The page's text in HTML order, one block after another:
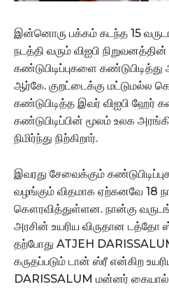
இன்னொரு பக்கம் கடந்த 15
நடத்தி வரும் விஐபி நிறுவனத்தின்
கண்டுபிடிப்புகளை
ஆர்கே. குறட்டைக்கு மட்டுமல்ல
கண்டுபிடித்த இவர் விஐபி ஹேர்
கண்டுபிடிப்பின் மூலம் உலக
நிமிர்ந்து நிற்கிறார்.
இவரது சேவைக்கும்
வழங்கும் விதமாக ஏற்கனவே 18
கௌரவித்துள்ளன. நான்கு
அரசின் உயரிய விருதான டத்தோ
தற்போது ATJEH
கருதப்படும் டான் ஸ்ரீ என்கிற
DARISSALUM மன்னர் கையால்